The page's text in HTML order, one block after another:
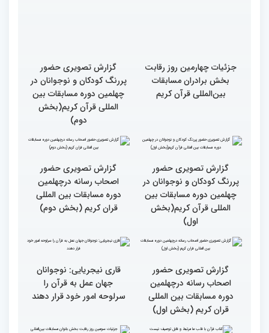
بین‌المللی قرآن کریم
گزارش تصویری حضور
پررنگ کودکان و نوجوانان در
چهلمین دوره مسابقات بین
المللی قرآن کریم(بخش
دوم)
گزارش تصویری حضور
پررنگ کودکان و نوجوانان در
چهلمین دوره مسابقات بین
المللی قرآن کریم(بخش
اول)
گزارش تصویری حضور
دوره مسابقات بین المللی
قران کریم (بخش دوم)
گزارش تصویری حضور
اصحاب رسانه درچهلمین